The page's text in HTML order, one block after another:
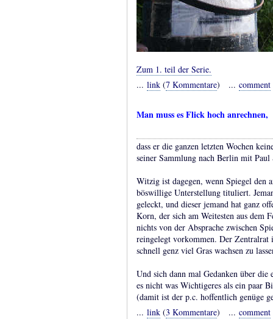
Zum 1. teil der Serie.
... link (7 Kommentare) ... comment
Man muss es Flick hoch anrechnen,
dass er die ganzen letzten Wochen
seiner Sammlung nach Berlin mit Paul
Witzig ist dagegen, wenn Spiegel den
böswillige Unterstellung tituliert.
geleckt, und dieser jemand hat ganz
Korn, der sich am Weitesten aus dem
nichts von der Absprache zwischen
reingelegt vorkommen. Der Zentralrat
schnell genz viel Gras wachsen zu
Und sich dann mal Gedanken über
es nicht was Wichtigeres als ein paar
(damit ist der p.c. hoffentlich genüge
... link (3 Kommentare) ... comment